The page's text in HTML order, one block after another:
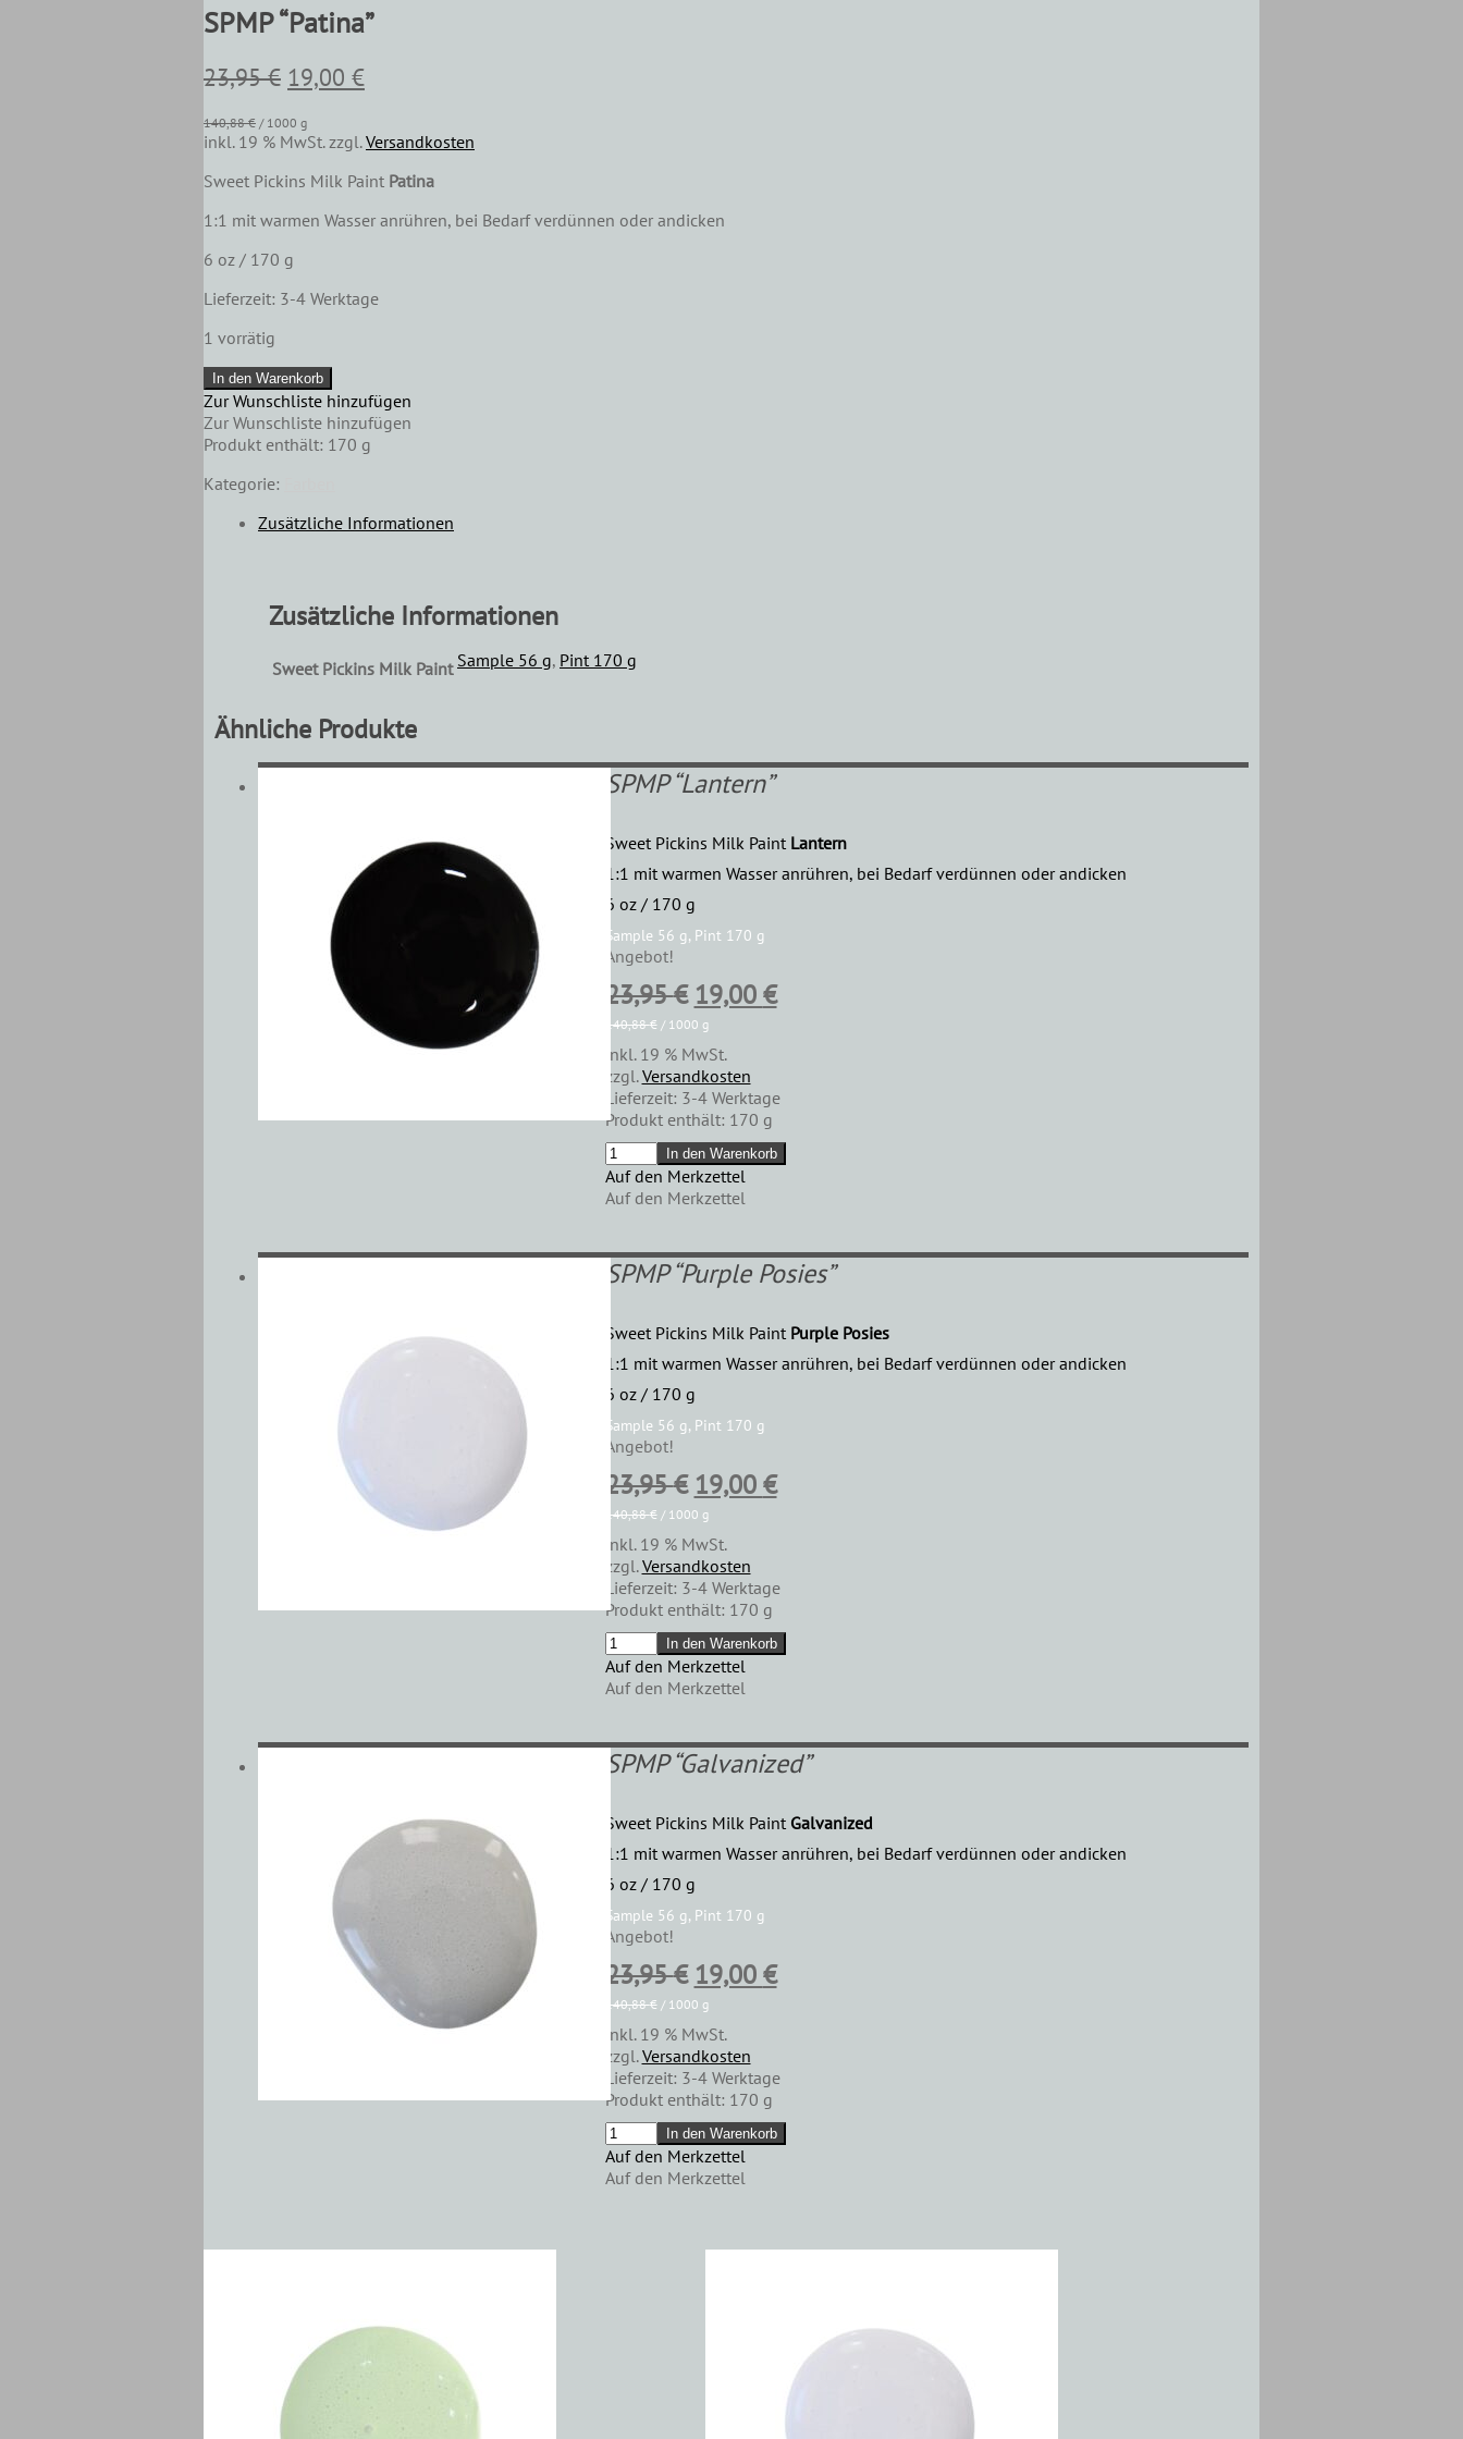
SPMP “Patina”
23,95€ Ursprünglicher
war:
23,95 €
19,00 €Aktueller
ist:
19,00 €.
140,88€ / 1000 g
inkl. 19 % MwSt. zzgl.Versandkosten
Sweet Pickins Milk Paint Patina
1:1 mit warmen Wasser anrühren, bei Bedarf verdünnen oder andicken
6 oz / 170 g
Lieferzeit: 3-4 Werktage
1 vorrätig
SPMP
"Patina"
Menge
In den Warenkorb
Zur Wunschliste hinzufügen
Zur Wunschliste hinzufügen
Produkt enthält: 170 g
Kategorie:
Zusätzliche Informationen
Zusätzliche Informationen
Sweet Pickins Milk Paint Sample 56 g, Pint 170 g
Ähnliche Produkte
SPMP “Lantern”
Sweet Pickins Milk Paint Lantern
1:1 mit warmen Wasser anrühren, bei Bedarf verdünnen oder andicken
6 oz / 170 g
Sample 56 g, Pint 170 g
Angebot!
23,95€ Ursprünglicher
Preis
war:
23,95 €
19,00€Aktueller
19,00 €.
140,88€ / 1000 g
inkl. 19 % MwSt.
zzgl.Versandkosten
Lieferzeit: 3-4 Werktage
Produkt enthält: 170 g
SPMP
"Lantern"
Menge
In den Warenkorb
Auf den Merkzettel
Auf den Merkzettel
SPMP “Purple Posies”
Sweet Pickins Milk Paint Purple Posies
1:1 mit warmen Wasser anrühren, bei Bedarf verdünnen oder andicken
6 oz / 170 g
Sample 56 g, Pint 170 g
Angebot!
23,95€ Ursprünglicher
Preis
war:
23,95 €
19,00€Aktueller
19,00 €.
140,88€ / 1000 g
inkl. 19 % MwSt.
zzgl.Versandkosten
Lieferzeit: 3-4 Werktage
Produkt enthält: 170 g
SPMP
"Purple
Posies"
In den Warenkorb
Auf den Merkzettel
Auf den Merkzettel
SPMP “Galvanized”
Sweet Pickins Milk Paint Galvanized
1:1 mit warmen Wasser anrühren, bei Bedarf verdünnen oder andicken
6 oz / 170 g
Sample 56 g, Pint 170 g
Angebot!
23,95€ Ursprünglicher
Preis
war:
23,95 €
19,00€Aktueller
19,00 €.
140,88€ / 1000 g
inkl. 19 % MwSt.
zzgl.Versandkosten
Lieferzeit: 3-4 Werktage
Produkt enthält: 170 g
SPMP
"Galvanized"
Menge
In den Warenkorb
Auf den Merkzettel
Auf den Merkzettel